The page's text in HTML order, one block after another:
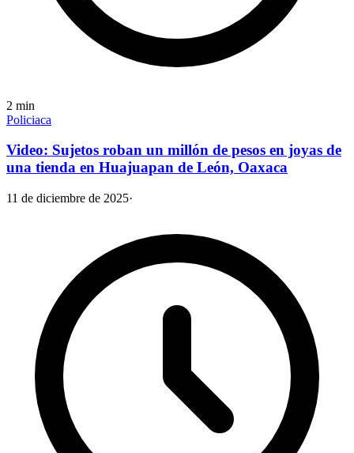
2 min
Policiaca
Video: Sujetos roban un millón de pesos en joyas de
una tienda en Huajuapan de León, Oaxaca
11 de diciembre de 2025·